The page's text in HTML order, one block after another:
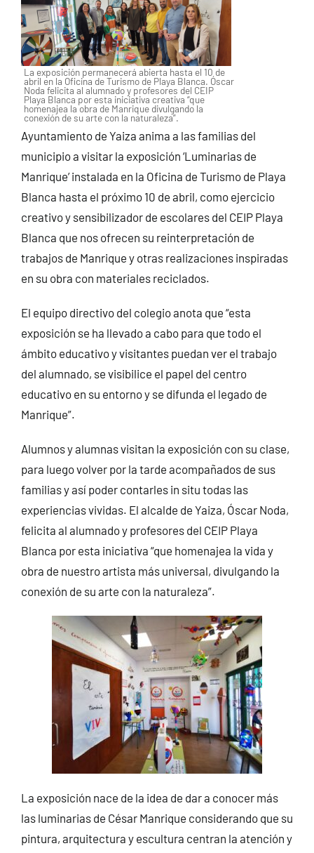
La exposición permanecerá abierta hasta el 10 de
abril en la Oficina de Turismo de Playa Blanca. Óscar
Noda felicita al alumnado y profesores del CEIP
Playa Blanca por esta iniciativa creativa “que
homenajea la obra de Manrique divulgando la
conexión de su arte con la naturaleza”.
Ayuntamiento de Yaiza anima a las familias del
municipio a visitar la exposición ‘Luminarias de
Manrique’ instalada en la Oficina de Turismo de Playa
Blanca hasta el próximo 10 de abril, como ejercicio
creativo y sensibilizador de escolares del CEIP Playa
Blanca que nos ofrecen su reinterpretación de
trabajos de Manrique y otras realizaciones inspiradas
en su obra con materiales reciclados.
El equipo directivo del colegio anota que “esta
exposición se ha llevado a cabo para que todo el
ámbito educativo y visitantes puedan ver el trabajo
del alumnado, se visibilice el papel del centro
educativo en su entorno y se difunda el legado de
Manrique”.
Alumnos y alumnas visitan la exposición con su clase,
para luego volver por la tarde acompañados de sus
familias y así poder contarles in situ todas las
experiencias vividas. El alcalde de Yaiza, Óscar Noda,
felicita al alumnado y profesores del CEIP Playa
Blanca por esta iniciativa “que homenajea la vida y
obra de nuestro artista más universal, divulgando la
conexión de su arte con la naturaleza”.
La exposición nace de la idea de dar a conocer más
las luminarias de César Manrique considerando que su
pintura, arquitectura y escultura centran la atención y